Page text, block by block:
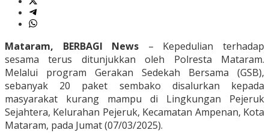
Mataram, BERBAGI News – Kepedulian terhadap
sesama terus ditunjukkan oleh Polresta Mataram.
Melalui program Gerakan Sedekah Bersama (GSB),
sebanyak 20 paket sembako disalurkan kepada
masyarakat kurang mampu di Lingkungan Pejeruk
Sejahtera, Kelurahan Pejeruk, Kecamatan Ampenan, Kota
Mataram, pada Jumat (07/03/2025).